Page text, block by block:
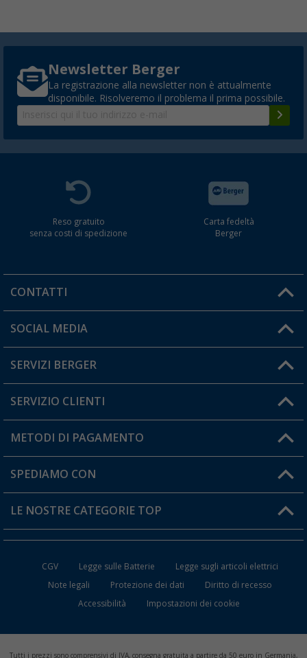
Newsletter Berger
La registrazione alla newsletter non è attualmente
disponibile. Risolveremo il problema il prima possibile.
Reso gratuito
senza costi di spedizione
Carta fedeltà
Berger
CONTATTI
Orari di apertura del servizio:
Hai una domanda?
SOCIAL MEDIA
SERVIZI BERGER
Diventare rivenditori
Il mio Account
Carta fedeltà Berger
SERVIZIO CLIENTI
Informazioni sulla spedizione
Resi
FAQ e Contatti
METODI DI PAGAMENTO
SPEDIAMO CON
LE NOSTRE CATEGORIE TOP
Mobili per il Campeggio
Frigo Portatili
CGV Legge sulle Batterie
Legge sugli articoli elettrici
Note legali
Protezione dei dati
Diritto di recesso
Accessibilità
Impostazioni dei cookie
Tutti i prezzi sono comprensivi di IVA, consegna gratuita a partire da 50 euro in Germania,